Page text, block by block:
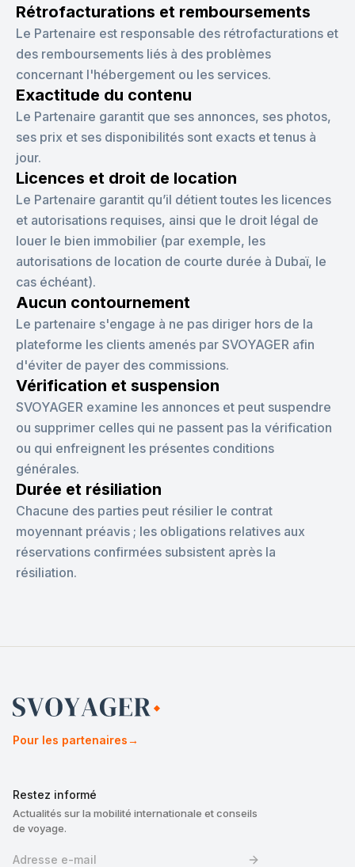
Rétrofacturations et remboursements
Le Partenaire est responsable des rétrofacturations et
des remboursements liés à des problèmes
concernant l'hébergement ou les services.
Exactitude du contenu
Le Partenaire garantit que ses annonces, ses photos,
ses prix et ses disponibilités sont exacts et tenus à
jour.
Licences et droit de location
Le Partenaire garantit qu’il détient toutes les licences
et autorisations requises, ainsi que le droit légal de
louer le bien immobilier (par exemple, les
autorisations de location de courte durée à Dubaï, le
cas échéant).
Aucun contournement
Le partenaire s'engage à ne pas diriger hors de la
plateforme les clients amenés par SVOYAGER afin
d'éviter de payer des commissions.
Vérification et suspension
SVOYAGER examine les annonces et peut suspendre
ou supprimer celles qui ne passent pas la vérification
ou qui enfreignent les présentes conditions
générales.
Durée et résiliation
Chacune des parties peut résilier le contrat
moyennant préavis ; les obligations relatives aux
réservations confirmées subsistent après la
résiliation.
Pour les partenaires→
Restez informé
Actualités sur la mobilité internationale et conseils
de voyage.